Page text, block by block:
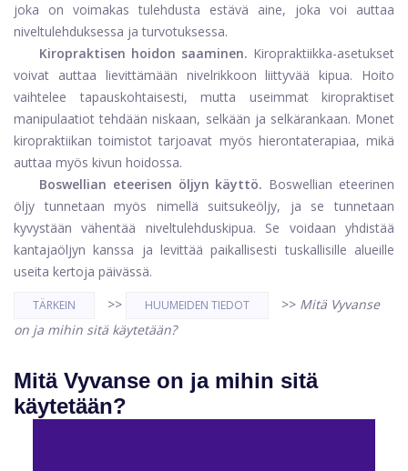
joka on voimakas tulehdusta estävä aine, joka voi auttaa
niveltulehduksessa ja turvotuksessa.
Kiropraktisen hoidon saaminen. Kiropraktiikka-asetukset
voivat auttaa lievittämään nivelrikkoon liittyvää kipua. Hoito
vaihtelee tapauskohtaisesti, mutta useimmat kiropraktiset
manipulaatiot tehdään niskaan, selkään ja selkärankaan. Monet
kiropraktiikan toimistot tarjoavat myös hierontaterapiaa, mikä
auttaa myös kivun hoidossa.
Boswellian eteerisen öljyn käyttö. Boswellian eteerinen
öljy tunnetaan myös nimellä suitsukeöljy, ja se tunnetaan
kyvystään vähentää niveltulehduskipua. Se voidaan yhdistää
kantajaöljyn kanssa ja levittää paikallisesti tuskallisille alueille
useita kertoja päivässä.
TÄRKEIN >> HUUMEIDEN TIEDOT >> Mitä Vyvanse
on ja mihin sitä käytetään?
Mitä Vyvanse on ja mihin sitä
käytetään?